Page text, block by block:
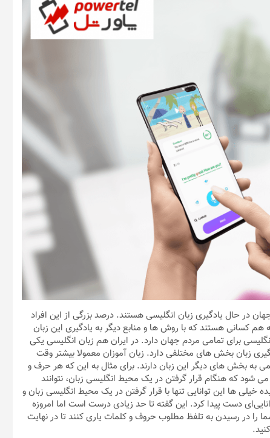
در حال یادگیری زبان انگلیسی هستند. درصد بزرگی از این افراد
هم کسانی هستند که با روش ها و منابع دیگر به یادگیری این زبان
برای تمامی مردم جهان دارد. در ایران هم زبان انگلیسی یکی
زبان بخش های مختلفی دارد. زبان آموزان معمولا بیشتر وقت
به بخش های دیگر این زبان دارند. برای مثال به این که هر حرف و
که هنگام قرار گرفتن در یک محیط انگلیسی زبان، نتوانند
خیلی ها این توانایی تنها با قرار گرفتن در یک محیط انگلیسی زبان و
دست پیدا کرد. این گفته تا حد زیادی درست است اما امروزه
را در رسیدن به تلفظ مطلوب حروف و کلمات یاری کنند تا در نهایت